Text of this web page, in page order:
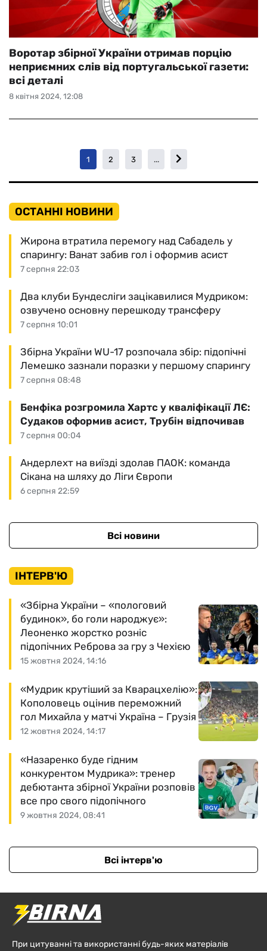
8 квітня 2024, 12:08
Воротар збірної України отримав порцію
неприємних слів від португальської газети:
всі деталі
1 2 3 ...
ОСТАННІ НОВИНИ
7 серпня 22:03
Жирона втратила перемогу над Сабадель у
спарингу: Ванат забив гол і оформив асист
7 серпня 10:01
Два клуби Бундесліги зацікавилися Мудриком:
озвучено основну перешкоду трансферу
7 серпня 08:48
Збірна України WU-17 розпочала збір: підопічні
Лемешко зазнали поразки у першому спарингу
7 серпня 00:04
Бенфіка розгромила Хартс у кваліфікації ЛЄ:
Судаков оформив асист, Трубін відпочивав
6 серпня 22:59
Андерлехт на виїзді здолав ПАОК: команда
Сікана на шляху до Ліги Європи
Всі новини
ІНТЕРВ'Ю
15 жовтня 2024, 14:16
«Збірна України – «пологовий
будинок», бо голи народжує»:
Леоненко жорстко розніс
підопічних Реброва за гру з Чехією
12 жовтня 2024, 14:17
«Мудрик крутіший за Кварацхелію»:
Кополовець оцінив переможний
гол Михайла у матчі Україна – Грузія
9 жовтня 2024, 08:41
«Назаренко буде гідним
конкурентом Мудрика»: тренер
дебютанта збірної України розповів
все про свого підопічного
Всі інтерв'ю
При цитуванні та використанні будь-яких матеріалів